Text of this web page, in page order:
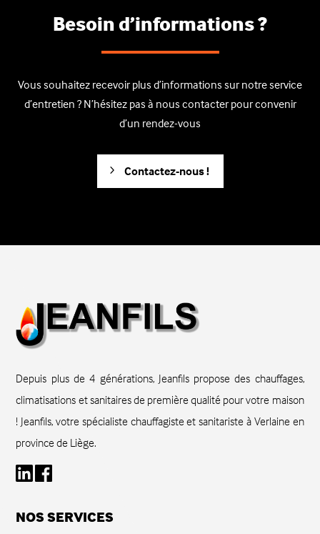
Besoin d’informations ?
Vous souhaitez recevoir plus d’informations sur notre service
d’entretien ? N’hésitez pas à nous contacter pour convenir
d’un rendez-vous
Contactez-nous !
Depuis plus de 4 générations, Jeanfils propose des chauffages,
climatisations et sanitaires de première qualité pour votre maison
! Jeanfils, votre spécialiste chauffagiste et sanitariste à Verlaine en
province de Liège.
NOS SERVICES